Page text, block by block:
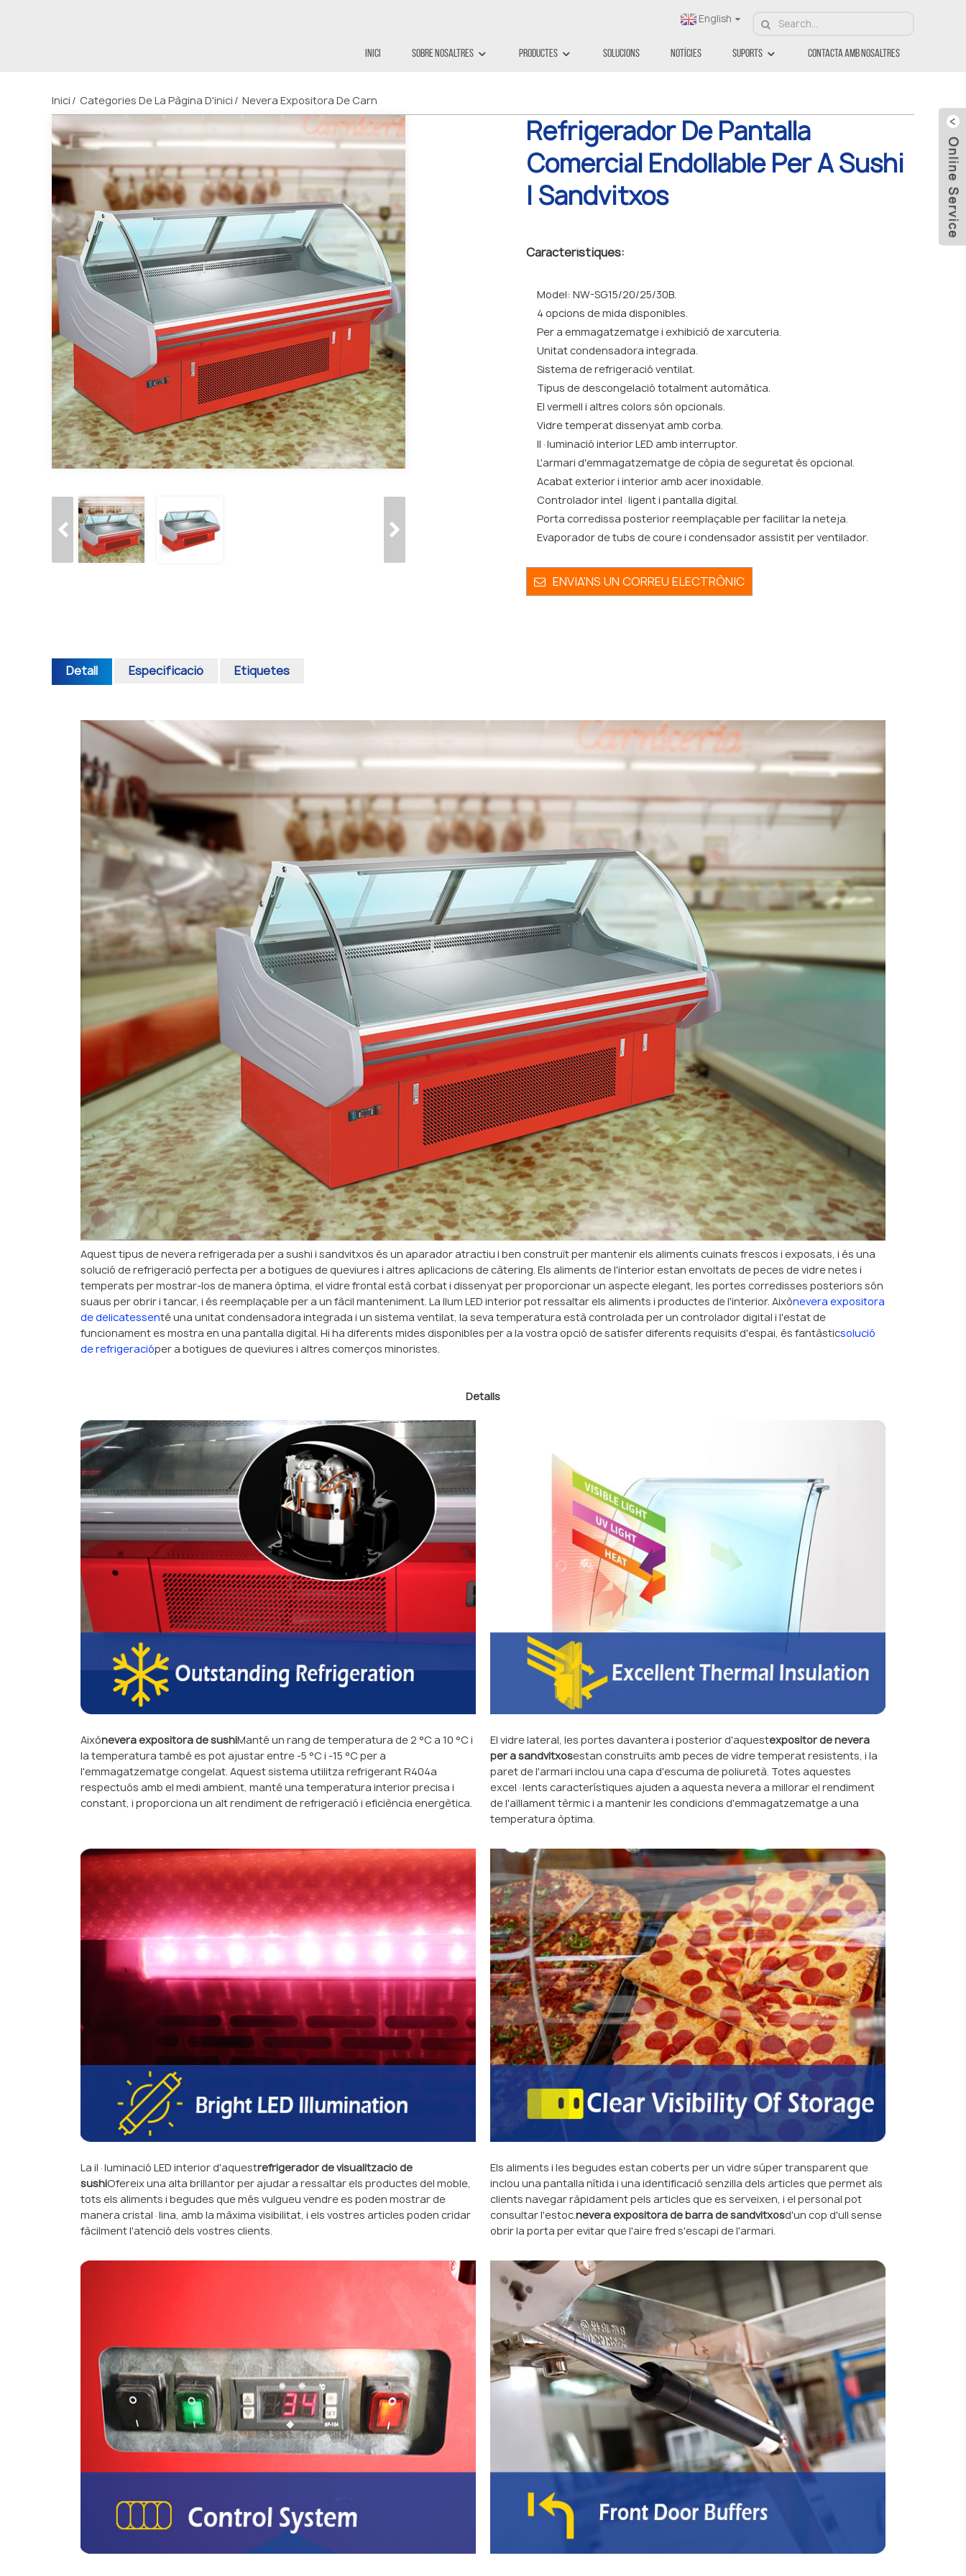
English
Inici Sobre Nosaltres Productes Solucions Notícies Suports Contacta Amb Nosaltres
Inici Categories De La Pàgina D'inici Nevera Expositora De Carn
Refrigerador De Pantalla
Comercial Endollable Per A Sushi
I Sandvitxos
Característiques:
Model: NW-SG15/20/25/30B.
4 opcions de mida disponibles.
Per a emmagatzematge i exhibició de xarcuteria.
Unitat condensadora integrada.
Sistema de refrigeració ventilat.
Tipus de descongelació totalment automàtica.
El vermell i altres colors són opcionals.
Vidre temperat dissenyat amb corba.
Il·luminació interior LED amb interruptor.
L'armari d'emmagatzematge de còpia de seguretat és opcional.
Acabat exterior i interior amb acer inoxidable.
Controlador intel·ligent i pantalla digital.
Porta corredissa posterior reemplaçable per facilitar la neteja.
Evaporador de tubs de coure i condensador assistit per ventilador.
ENVIA'NS UN CORREU ELECTRÒNIC
Detall Especificació Etiquetes
Aquest tipus de nevera refrigerada per a sushi i sandvitxos és un aparador atractiu i ben construït per mantenir els aliments cuinats frescos i exposats, i és una
solució de refrigeració perfecta per a botigues de queviures i altres aplicacions de càtering. Els aliments de l'interior estan envoltats de peces de vidre netes i
temperats per mostrar-los de manera òptima, el vidre frontal està corbat i dissenyat per proporcionar un aspecte elegant, les portes corredisses posteriors són
suaus per obrir i tancar, i és reemplaçable per a un fàcil manteniment. La llum LED interior pot ressaltar els aliments i productes de l'interior. Aixònevera expositora
de delicatessenté una unitat condensadora integrada i un sistema ventilat, la seva temperatura està controlada per un controlador digital i l'estat de
funcionament es mostra en una pantalla digital. Hi ha diferents mides disponibles per a la vostra opció de satisfer diferents requisits d'espai, és fantàsticsolució
de refrigeracióper a botigues de queviures i altres comerços minoristes.
Detalls
Aixònevera expositora de sushiManté un rang de temperatura de 2 °C a 10 °C i
la temperatura també es pot ajustar entre -5 °C i -15 °C per a
l'emmagatzematge congelat. Aquest sistema utilitza refrigerant R404a
respectuós amb el medi ambient, manté una temperatura interior precisa i
constant, i proporciona un alt rendiment de refrigeració i eficiència energètica.
El vidre lateral, les portes davantera i posterior d'aquestexpositor de nevera
per a sandvitxosestan construïts amb peces de vidre temperat resistents, i la
paret de l'armari inclou una capa d'escuma de poliuretà. Totes aquestes
excel·lents característiques ajuden a aquesta nevera a millorar el rendiment
de l'aïllament tèrmic i a mantenir les condicions d'emmagatzematge a una
temperatura òptima.
La il·luminació LED interior d'aquestrefrigerador de visualització de
sushiOfereix una alta brillantor per ajudar a ressaltar els productes del moble,
tots els aliments i begudes que més vulgueu vendre es poden mostrar de
manera cristal·lina, amb la màxima visibilitat, i els vostres articles poden cridar
fàcilment l'atenció dels vostres clients.
Els aliments i les begudes estan coberts per un vidre súper transparent que
inclou una pantalla nítida i una identificació senzilla dels articles que permet als
clients navegar ràpidament pels articles que es serveixen, i el personal pot
consultar l'estoc.nevera expositora de barra de sandvitxosd'un cop d'ull sense
obrir la porta per evitar que l'aire fred s'escapi de l'armari.